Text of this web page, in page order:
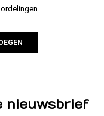
nieuwsbrief